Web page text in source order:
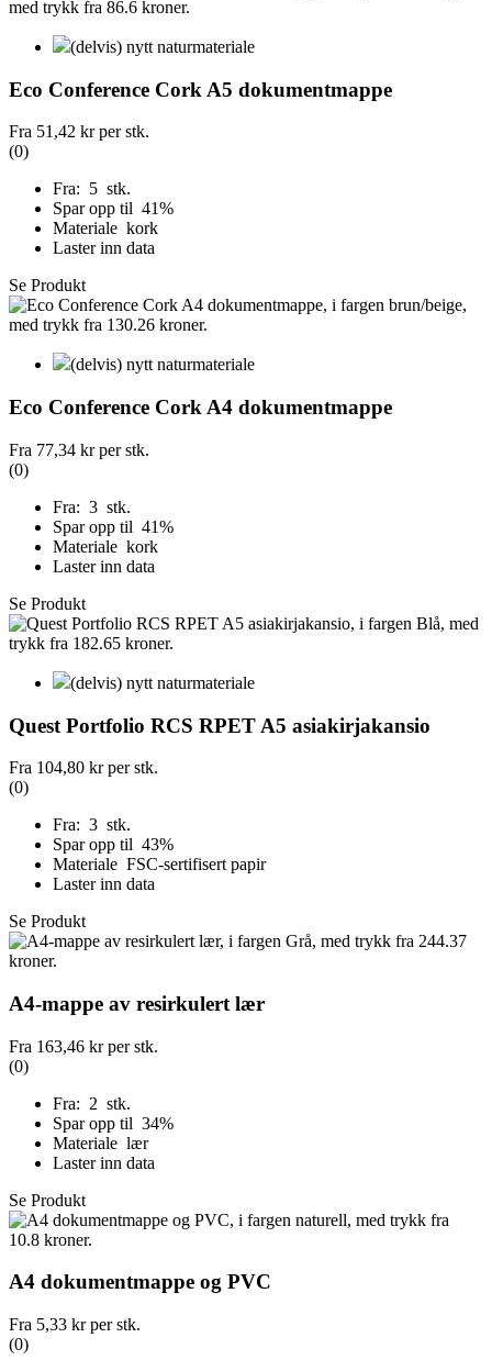
(delvis) nytt naturmateriale
Eco Conference Cork A5 dokumentmappe
Fra 51,42 krper stk.
(0)
Fra: 5 stk.
Spar opp til 41%
Materiale kork
Laster inn data
Se Produkt
(delvis) nytt naturmateriale
Eco Conference Cork A4 dokumentmappe
Fra 77,34 krper stk.
(0)
Fra: 3 stk.
Spar opp til 41%
Materiale kork
Laster inn data
Se Produkt
(delvis) nytt naturmateriale
Quest Portfolio RCS RPET A5 asiakirjakansio
Fra 104,80 krper stk.
(0)
Fra: 3 stk.
Spar opp til 43%
Materiale FSC-sertifisert papir
Laster inn data
Se Produkt
A4-mappe av resirkulert lær
Fra 163,46 krper stk.
(0)
Fra: 2 stk.
Spar opp til 34%
Materiale lær
Laster inn data
Se Produkt
A4 dokumentmappe og PVC
Fra 5,33 krper stk.
(0)